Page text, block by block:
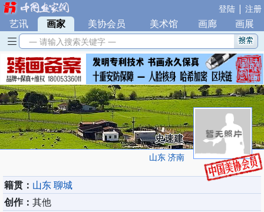
登陆 | 注册
艺讯 | 画家 美协会员 美术馆 画廊 画展
— 请输入搜索关键字 —
史速建
山东 济南
籍贯： 山东 聊城
创作： 其他